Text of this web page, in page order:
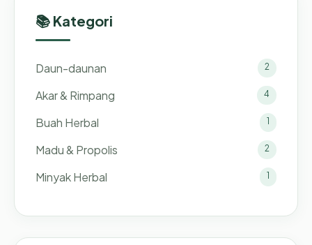
📚 Kategori
Daun-daunan 2
Akar & Rimpang 4
Buah Herbal 1
Madu & Propolis 2
Minyak Herbal 1